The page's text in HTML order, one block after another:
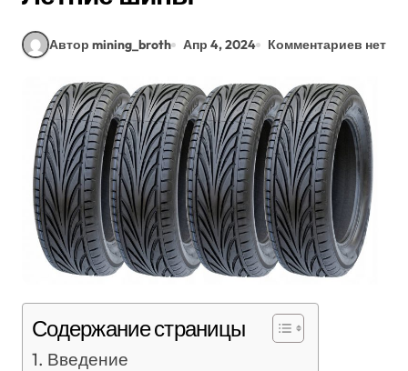
Автор mining_broth Апр 4, 2024 Комментариев нет
Содержание страницы
Введение